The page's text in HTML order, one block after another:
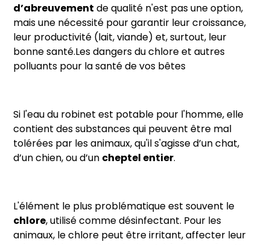
d’abreuvement de qualité n'est pas une option,
mais une nécessité pour garantir leur croissance,
leur productivité (lait, viande) et, surtout, leur
bonne santé.Les dangers du chlore et autres
polluants pour la santé de vos bêtes
Si l'eau du robinet est potable pour l'homme, elle
contient des substances qui peuvent être mal
tolérées par les animaux, qu'il s'agisse d’un chat,
d’un chien, ou d’un cheptel entier.
L'élément le plus problématique est souvent le
chlore, utilisé comme désinfectant. Pour les
animaux, le chlore peut être irritant, affecter leur